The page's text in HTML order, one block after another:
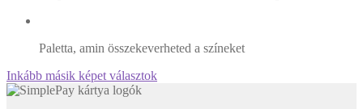
Paletta, amin összekeverheted a színeket
Inkább másik képet választok